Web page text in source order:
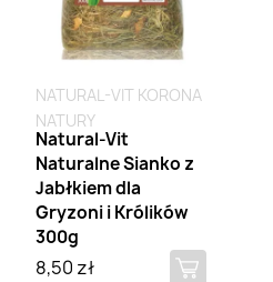
NATURAL-VIT KORONA
NATURY
Natural-Vit
Naturalne Sianko z
Jabłkiem dla
Gryzoni i Królików
300g
8,50 zł